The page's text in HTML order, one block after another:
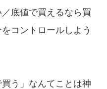
底値で買えるなら買
コントロールしよう
う」なんてことは神